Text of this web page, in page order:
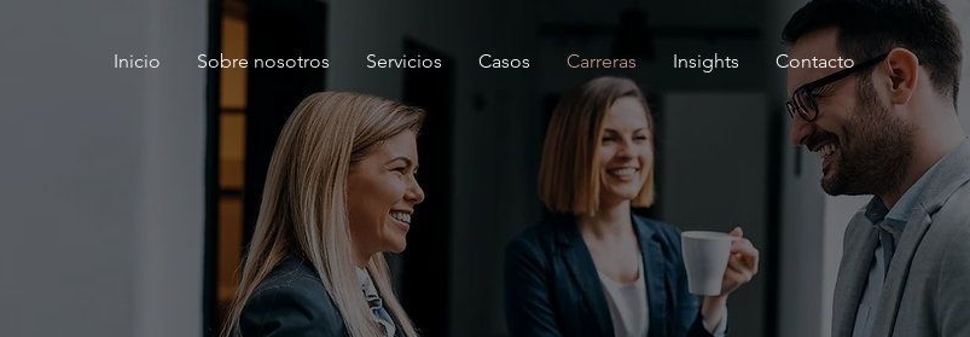
Inicio Sobre nosotros Servicios Casos Carreras Insights Contacto